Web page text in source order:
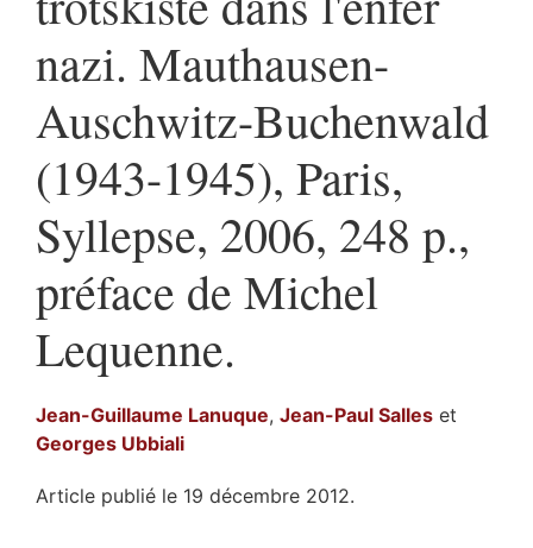
nazi. Mauthausen-
Auschwitz-Buchenwald
(1943-1945), Paris,
Syllepse, 2006, 248 p.,
préface de Michel
Lequenne.
Jean-Guillaume Lanuque, Jean-Paul Salles et
Georges Ubbiali
Article publié le 19 décembre 2012.